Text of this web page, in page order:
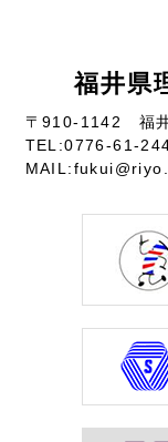
福井県
〒910-1142 福井
TEL:0776-61-
MAIL: